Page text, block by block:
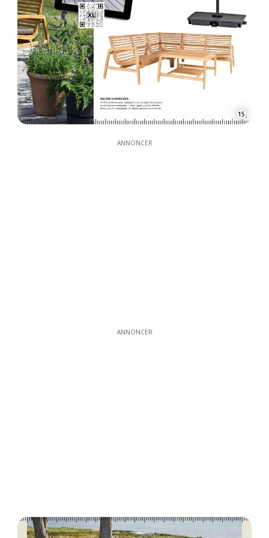
15
ANNONCER
ANNONCER